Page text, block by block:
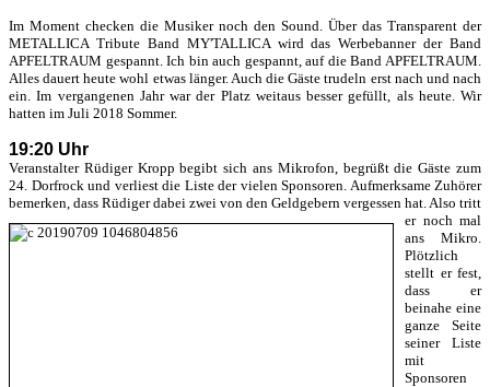
Im Moment checken die Musiker noch den Sound. Über das Transparent der
METALLICA Tribute Band MY'TALLICA wird das Werbebanner der Band
APFELTRAUM gespannt. Ich bin auch gespannt, auf die Band APFELTRAUM.
Alles dauert heute wohl etwas länger. Auch die Gäste trudeln erst nach und nach
ein. Im vergangenen Jahr war der Platz weitaus besser gefüllt, als heute. Wir
hatten im Juli 2018 Sommer.
19:20 Uhr
Veranstalter Rüdiger Kropp begibt sich ans Mikrofon, begrüßt die Gäste zum
24. Dorfrock und verliest die Liste der vielen Sponsoren. Aufmerksame Zuhörer
bemerken, dass Rüdiger dabei zwei von den Geldgebern vergessen hat. Also tritt
er noch mal
ans Mikro.
Plötzlich
stellt er fest,
dass er
beinahe eine
ganze Seite
seiner Liste
mit
Sponsoren